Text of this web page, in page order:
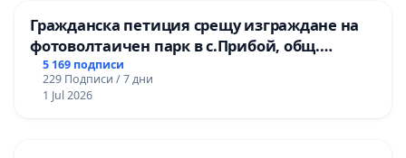
Гражданска петиция срещу изграждане на
фотоволтаичен парк в с.Прибой, общ.
Радомир
5 169 подписи
229 Подписи / 7 дни
1 Jul 2026